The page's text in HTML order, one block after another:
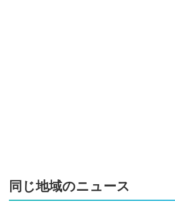
同じ地域のニュース